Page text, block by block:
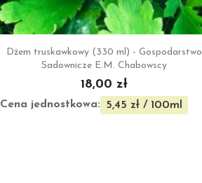
Szybki podgląd
Dżem truskawkowy (330 ml) - Gospodarstwo
Sadownicze E.M. Chabowscy
18,00 zł
Cena jednostkowa: 5,45 zł / 100ml